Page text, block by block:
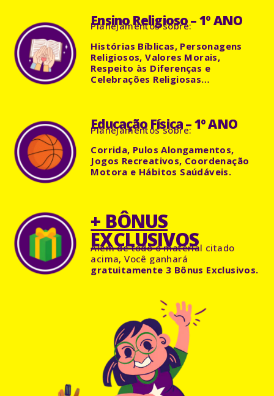
Ensino Religioso – 1º ANO
Planejamentos sobre:
Histórias Bíblicas, Personagens
Religiosos, Valores Morais,
Respeito às Diferenças e
Celebrações Religiosas…
Educação Física – 1º ANO
Planejamentos sobre:
Corrida, Pulos Alongamentos,
Jogos Recreativos, Coordenação
Motora e Hábitos Saúdáveis.
+ BÔNUS
EXCLUSIVOS
Além de todo o material citado
acima, Você ganhará
gratuitamente 3 Bônus Exclusivos.